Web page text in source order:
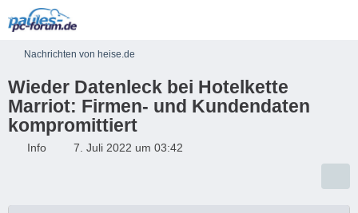
Nachrichten von heise.de
Wieder Datenleck bei Hotelkette
Marriot: Firmen- und Kundendaten
kompromittiert
Info 7. Juli 2022 um 03:42